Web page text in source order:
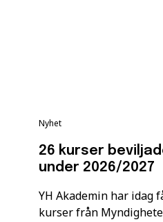
Nyhet
26 kurser
under 2026/2027
YH Akademin har idag
kurser från